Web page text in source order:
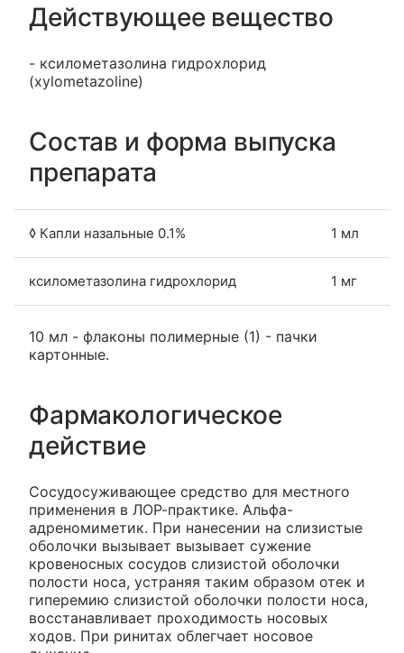
Действующее вещество
- ксилометазолина гидрохлорид
(xylometazoline)
Состав и форма выпуска
препарата
◊ Капли назальные 0.1% 1 мл
ксилометазолина гидрохлорид 1 мг
10 мл - флаконы полимерные (1) - пачки
картонные.
Фармакологическое
действие
Сосудосуживающее средство для местного
применения в ЛОР-практике. Альфа-
адреномиметик. При нанесении на слизистые
оболочки вызывает вызывает сужение
кровеносных сосудов слизистой оболочки
полости носа, устраняя таким образом отек и
гиперемию слизистой оболочки полости носа,
восстанавливает проходимость носовых
ходов. При ринитах облегчает носовое